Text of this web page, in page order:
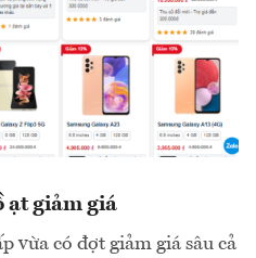
ạt giảm giá
vừa có đợt giảm giá sâu cả